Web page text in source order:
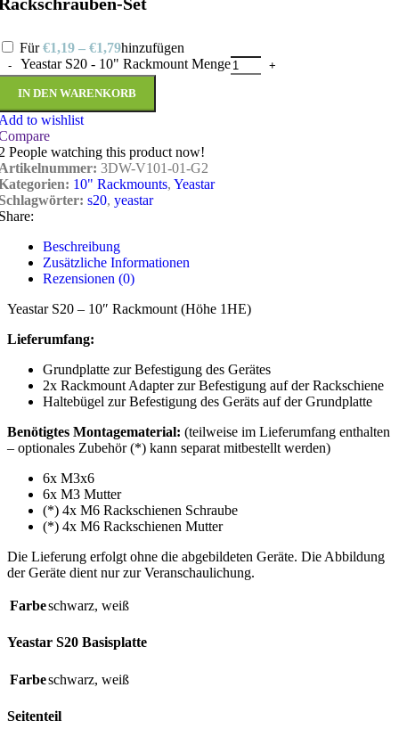
Für€1,19 – €1,79hinzufügen
Yeastar S20 - 10" Rackmount Menge
IN DEN WARENKORB
to wishlist
People watching this product now!
3DW-V101-01-G2
10" Rackmounts, Yeastar
s20, yeastar
Beschreibung
Zusätzliche Informationen
Rezensionen (0)
Yeastar S20 – 10″ Rackmount (Höhe 1HE)
Lieferumfang:
Grundplatte zur Befestigung des Gerätes
2x Rackmount Adapter zur Befestigung auf der Rackschiene
Haltebügel zur Befestigung des Geräts auf der Grundplatte
Benötigtes Montagematerial: (teilweise im Lieferumfang enthalten
– optionales Zubehör (*) kann separat mitbestellt werden)
6x M3x6
6x M3 Mutter
(*) 4x M6 Rackschienen Schraube
(*) 4x M6 Rackschienen Mutter
Die Lieferung erfolgt ohne die abgebildeten Geräte. Die Abbildung
der Geräte dient nur zur Veranschaulichung.
Farbeschwarz, weiß
Yeastar S20 Basisplatte
Farbeschwarz, weiß
Seitenteil